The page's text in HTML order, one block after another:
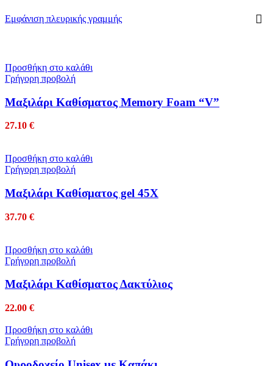
Εμφάνιση πλευρικής γραμμής
Προσθήκη στο καλάθι
Γρήγορη προβολή
Mαξιλάρι Kαθίσματος Memory Foam “V”
27.10 €
Προσθήκη στο καλάθι
Γρήγορη προβολή
Mαξιλάρι Καθίσματος gel 45Χ
37.70 €
Προσθήκη στο καλάθι
Γρήγορη προβολή
Mαξιλάρι Καθίσματος Δακτύλιος
22.00 €
Προσθήκη στο καλάθι
Γρήγορη προβολή